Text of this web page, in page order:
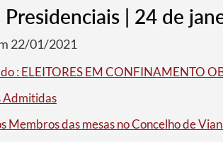
Presidenciais | 24 de
22/01/2021
: ELEITORES EM CONFINAMENTO
Admitidas
Membros das mesas no Concelho de